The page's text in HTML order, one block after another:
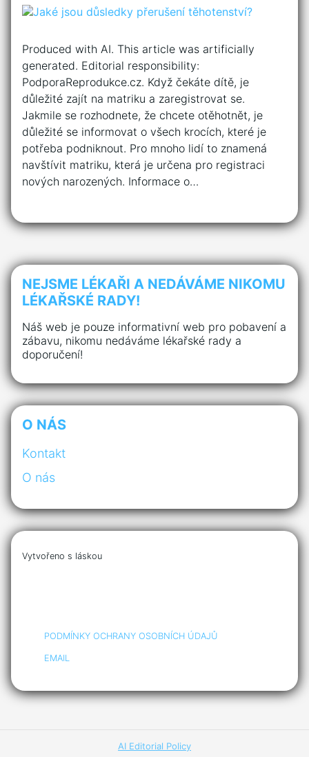
Produced with AI. This article was artificially
generated. Editorial responsibility:
PodporaReprodukce.cz. Když čekáte dítě, je
důležité zajít na matriku a zaregistrovat se.
Jakmile se rozhodnete, že chcete otěhotnět, je
důležité se informovat o všech krocích, které je
potřeba podniknout. Pro mnoho lidí to znamená
navštívit matriku, která je určena pro registraci
nových narozených. Informace o…
NEJSME LÉKAŘI A NEDÁVÁME NIKOMU
LÉKAŘSKÉ RADY!
Náš web je pouze informativní web pro pobavení a
zábavu, nikomu nedáváme lékařské rady a
doporučení!
O NÁS
Kontakt
O nás
Vytvořeno s láskou
PODMÍNKY OCHRANY OSOBNÍCH ÚDAJŮ
EMAIL
AI Editorial Policy